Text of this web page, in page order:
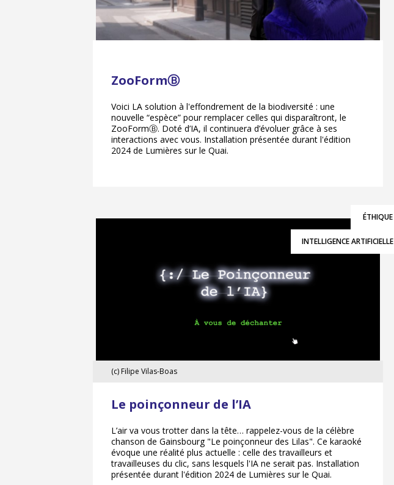
ZooFormⒷ
Voici LA solution à l'effondrement de la biodiversité : une
nouvelle “espèce” pour remplacer celles qui disparaîtront, le
ZooFormⒷ. Doté d’IA, il continuera d’évoluer grâce à ses
interactions avec vous. Installation présentée durant l'édition
2024 de Lumières sur le Quai.
ÉTHIQUE
INTELLIGENCE ARTIFICIELLE
Boas
(c) Filipe Vilas-Boas
Le poinçonneur de l’IA
L’air va vous trotter dans la tête… rappelez-vous de la célèbre
chanson de Gainsbourg "Le poinçonneur des Lilas". Ce karaoké
évoque une réalité plus actuelle : celle des travailleurs et
travailleuses du clic, sans lesquels l'IA ne serait pas. Installation
présentée durant l'édition 2024 de Lumières sur le Quai.